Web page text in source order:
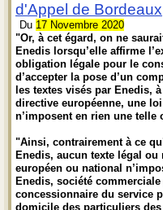
d'Appel de Bordeaux
Du 17 Novembre 2020
"Or, à cet égard, on ne
Enedis lorsqu’elle affirme
obligation légale pour le
d’accepter la pose d’un
les textes visés par Enedis,
directive européenne, une
n’imposent en rien une telle
"Ainsi, contrairement à ce
Enedis, aucun texte légal ou
européen ou national
Enedis, société commerciale
concessionnaire du service
domicile des particuliers